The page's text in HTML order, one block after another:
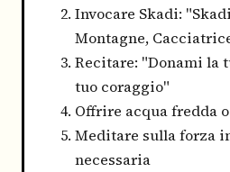
Invocare Skadi:
Montagne,
Recitare: "Donami la
tuo coraggio"
Offrire acqua fredda
Meditare sulla forza
necessaria